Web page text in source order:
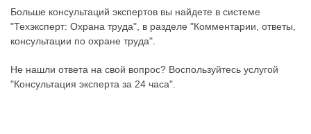
Больше консультаций экспертов вы найдете в системе
"Техэксперт: Охрана труда", в разделе "Комментарии, ответы,
консультации по охране труда".
Не нашли ответа на свой вопрос? Воспользуйтесь услугой
"Консультация эксперта за 24 часа".